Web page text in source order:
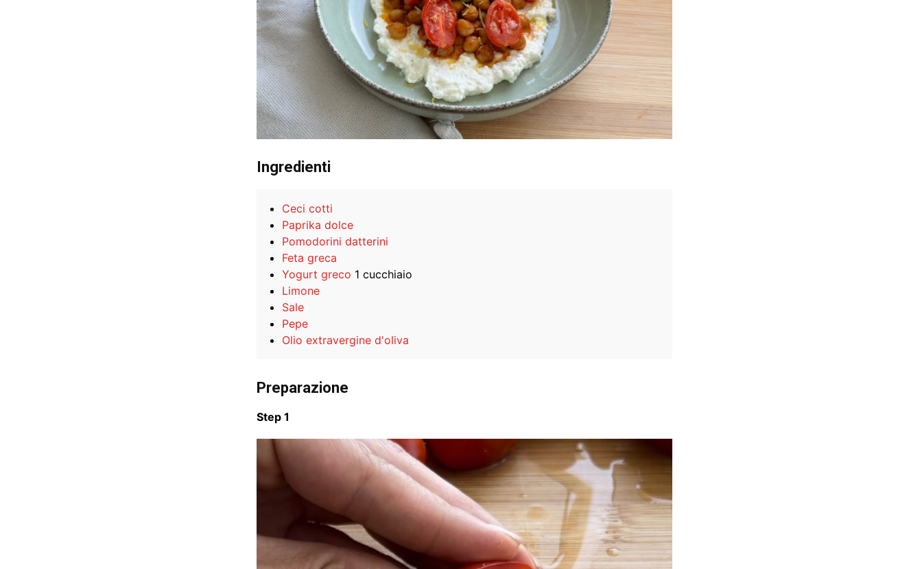
Ingredienti
Ceci cotti
Paprika dolce
Pomodorini datterini
Feta greca
Yogurt greco 1 cucchiaio
Limone
Sale
Pepe
Olio extravergine d'oliva
Preparazione
Step 1